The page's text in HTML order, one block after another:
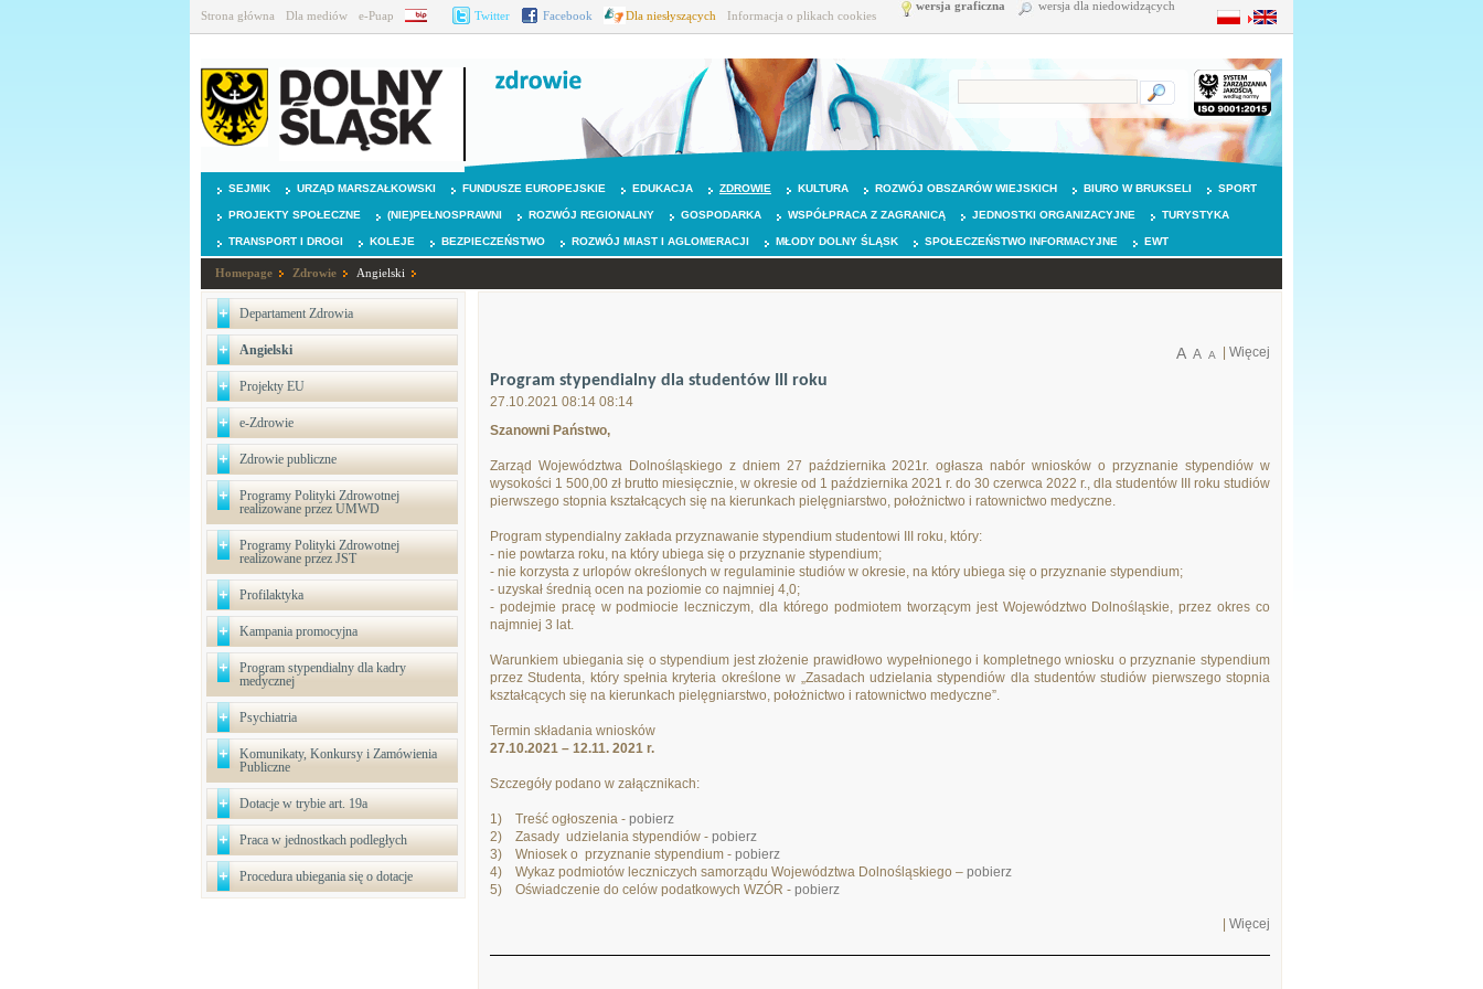
Strona główna Dla mediów e-Puap BIP Twitter Facebook Dla niesłyszących Informacja o plikach cookies
wersja graficzna wersja dla niedowidzących
SEJMIK URZĄD MARSZAŁKOWSKI FUNDUSZE EUROPEJSKIE EDUKACJA ZDROWIE KULTURA ROZWÓJ OBSZARÓW WIEJSKICH BIURO W BRUKSELI SPORT
PROJEKTY SPOŁECZNE (NIE)PEŁNOSPRAWNI ROZWÓJ REGIONALNY GOSPODARKA WSPÓŁPRACA Z ZAGRANICĄ JEDNOSTKI ORGANIZACYJNE TURYSTYKA
TRANSPORT I DROGI KOLEJE BEZPIECZEŃSTWO ROZWÓJ MIAST I AGLOMERACJI MŁODY DOLNY ŚLĄSK SPOŁECZEŃSTWO INFORMACYJNE EWT
Homepage Zdrowie Angielski
Departament Zdrowia
Angielski
Projekty EU
e-Zdrowie
Zdrowie publiczne
Programy Polityki Zdrowotnej
realizowane przez UMWD
Programy Polityki Zdrowotnej
realizowane przez JST
Profilaktyka
Kampania promocyjna
Program stypendialny dla kadry
medycznej
Psychiatria
Komunikaty, Konkursy i Zamówienia
Publiczne
Dotacje w trybie art. 19a
Praca w jednostkach podległych
Procedura ubiegania się o dotacje
Więcej
A A A
Program stypendialny dla studentów III roku
27.10.2021 08:14 08:14
Szanowni Państwo,
Zarząd Województwa Dolnośląskiego z dniem 27 października 2021r. ogłasza nabór wniosków o przyznanie stypendiów w
wysokości 1 500,00 zł brutto miesięcznie, w okresie od 1 października 2021 r. do 30 czerwca 2022 r., dla studentów III roku studiów
pierwszego stopnia kształcących się na kierunkach pielęgniarstwo, położnictwo i ratownictwo medyczne.
Program stypendialny zakłada przyznawanie stypendium studentowi III roku, który:
- nie powtarza roku, na który ubiega się o przyznanie stypendium;
- nie korzysta z urlopów określonych w regulaminie studiów w okresie, na który ubiega się o przyznanie stypendium;
- uzyskał średnią ocen na poziomie co najmniej 4,0;
- podejmie pracę w podmiocie leczniczym, dla którego podmiotem tworzącym jest Województwo Dolnośląskie, przez okres co
najmniej 3 lat.
Warunkiem ubiegania się o stypendium jest złożenie prawidłowo wypełnionego i kompletnego wniosku o przyznanie stypendium
przez Studenta, który spełnia kryteria określone w „Zasadach udzielania stypendiów dla studentów studiów pierwszego stopnia
kształcących się na kierunkach pielęgniarstwo, położnictwo i ratownictwo medyczne”.
Termin składania wniosków
27.10.2021 – 12.11. 2021 r.
Szczegóły podano w załącznikach:
1) Treść ogłoszenia - pobierz
2) Zasady udzielania stypendiów - pobierz
3) Wniosek o przyznanie stypendium - pobierz
4) Wykaz podmiotów leczniczych samorządu Województwa Dolnośląskiego – pobierz
5) Oświadczenie do celów podatkowych WZÓR - pobierz
Więcej